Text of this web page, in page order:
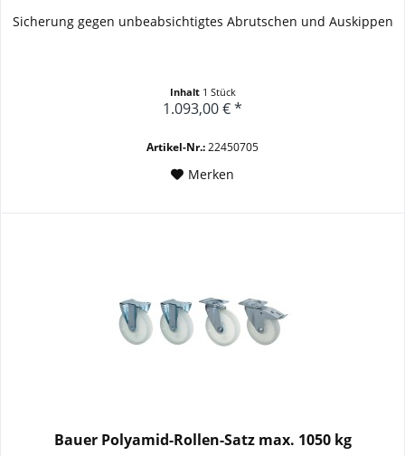
Sicherung gegen unbeabsichtigtes Abrutschen und Auskippen
Inhalt 1 Stück
1.093,00 € *
Artikel-Nr.:22450705
Merken
Bauer Polyamid-Rollen-Satz max. 1050 kg